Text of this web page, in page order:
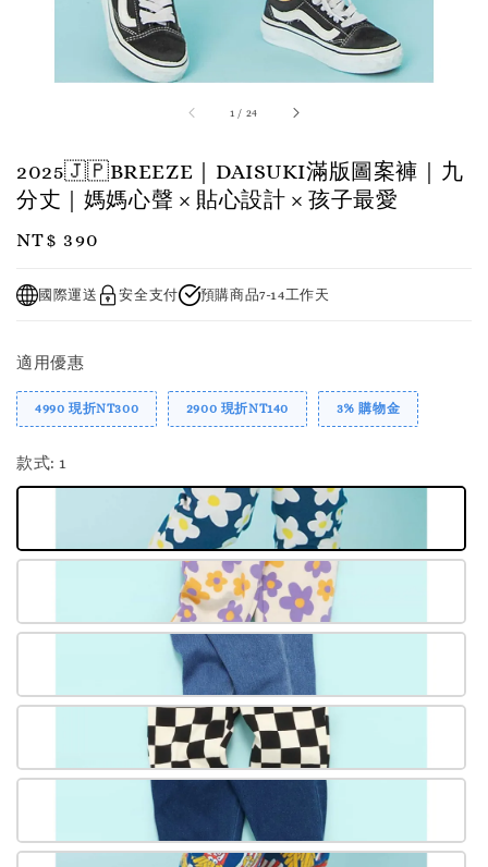
1 / 24
2025🇯🇵BREEZE｜DAISUKI滿版圖案褲｜九
分丈｜媽媽心聲 × 貼心設計 × 孩子最愛
Regular
NT$ 390
國際運送 安全支付 預購商品7-14工作天
適用優惠
4990 現折NT300 2900 現折NT140 3% 購物金
款式: 1